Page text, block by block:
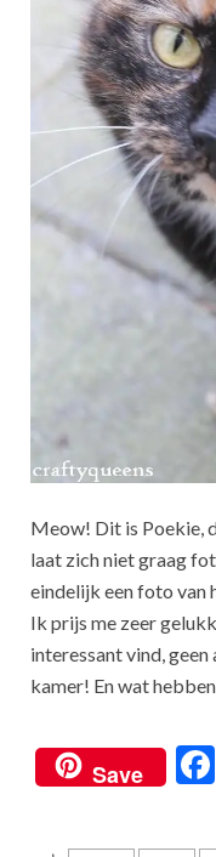
Meow! Dit is Poekie,
laat zich niet graag
eindelijk een foto van
Ik prijs me zeer
interessant vind,
kamer! En wat
Save